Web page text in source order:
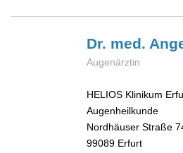
Dr. med.
Augenärztin
HELIOS Klinikum
Augenheilkunde
Nordhäuser Straße
99089 Erfurt